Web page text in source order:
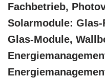
Fachbetrieb,
Solarmodule:
Glas-Module,